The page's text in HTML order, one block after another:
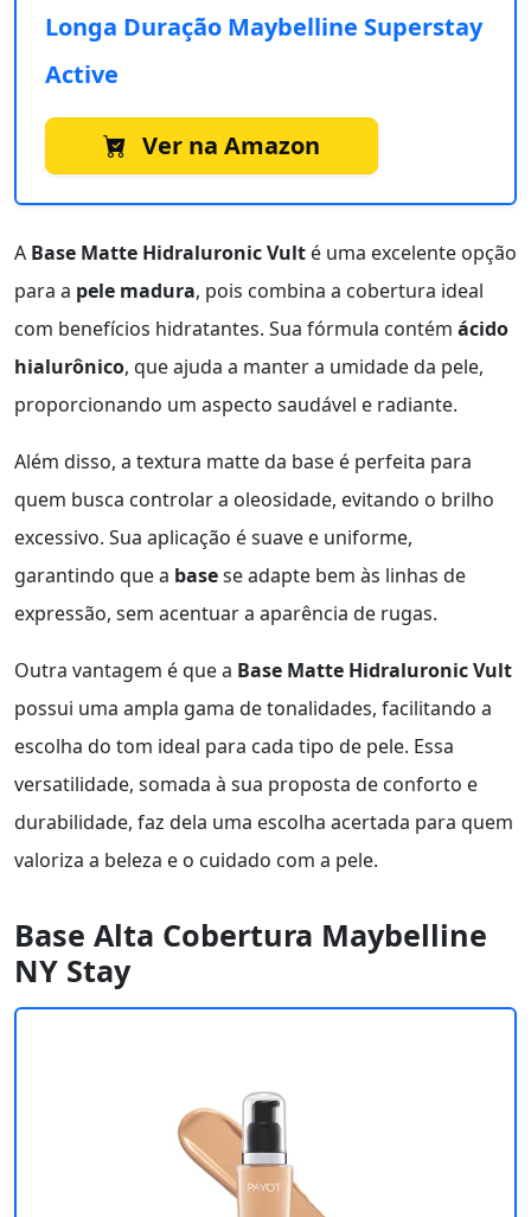
Longa Duração Maybelline Superstay
Active
Ver na Amazon
A Base Matte Hidraluronic Vult é uma excelente opção
para a pele madura, pois combina a cobertura ideal
com benefícios hidratantes. Sua fórmula contém ácido
hialurônico, que ajuda a manter a umidade da pele,
proporcionando um aspecto saudável e radiante.
Além disso, a textura matte da base é perfeita para
quem busca controlar a oleosidade, evitando o brilho
excessivo. Sua aplicação é suave e uniforme,
garantindo que a basese adapte bem às linhas de
expressão, sem acentuar a aparência de rugas.
Outra vantagem é que a Base Matte Hidraluronic Vult
possui uma ampla gama de tonalidades, facilitando a
escolha do tom ideal para cada tipo de pele. Essa
versatilidade, somada à sua proposta de conforto e
durabilidade, faz dela uma escolha acertada para quem
valoriza a beleza e o cuidado com a pele.
Base Alta Cobertura Maybelline
NY Stay